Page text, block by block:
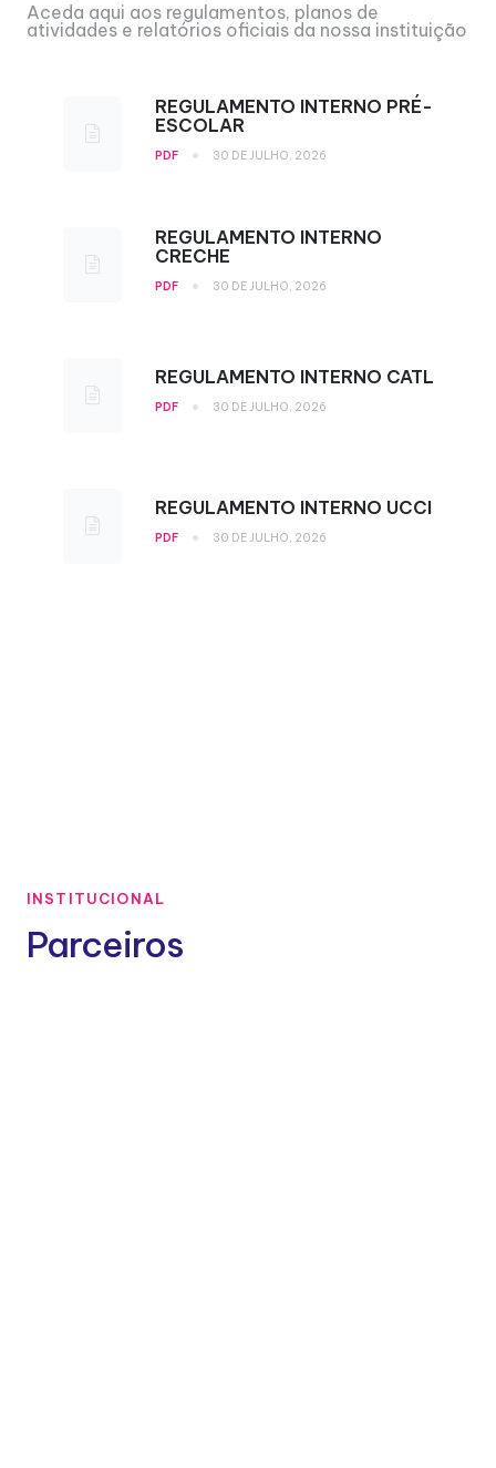
Aceda aqui aos regulamentos, planos de
atividades e relatórios oficiais da nossa instituição
REGULAMENTO INTERNO PRÉ-
ESCOLAR
PDF • 30 DE JULHO, 2026
REGULAMENTO INTERNO
CRECHE
PDF • 30 DE JULHO, 2026
REGULAMENTO INTERNO CATL
PDF • 30 DE JULHO, 2026
REGULAMENTO INTERNO UCCI
PDF • 30 DE JULHO, 2026
INSTITUCIONAL
Parceiros